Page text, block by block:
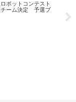
ボットコンテスト
ーム決定 予選ブ